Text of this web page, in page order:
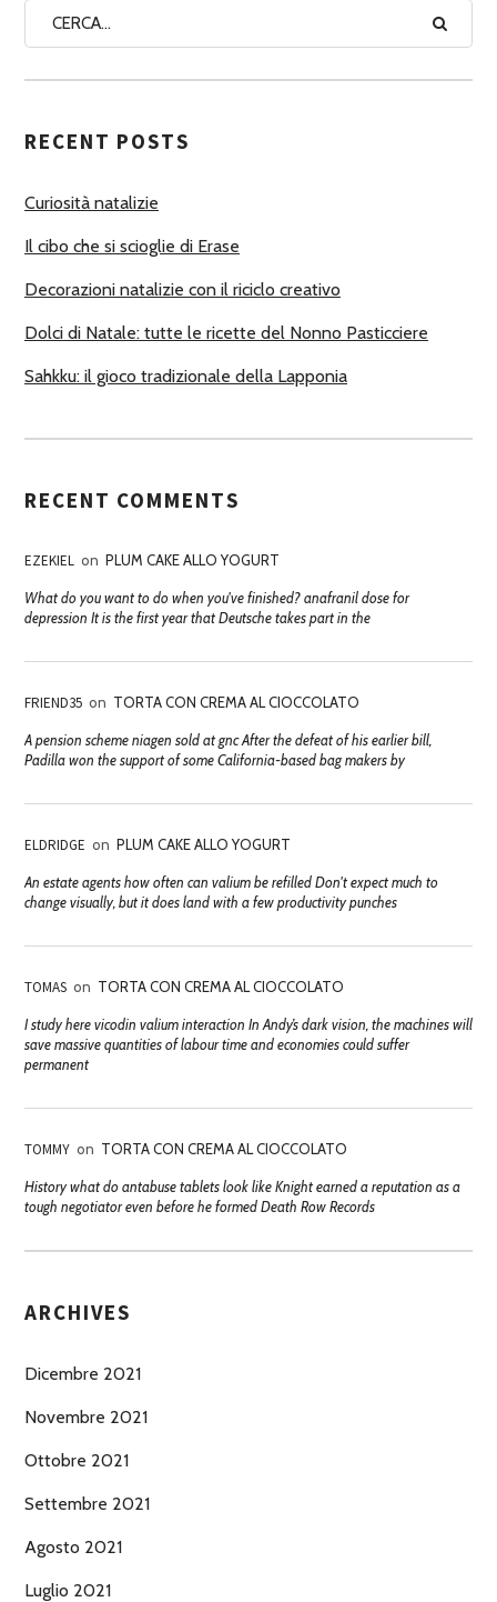
A
U
O
I
RECENT POSTS
Curiosità natalizie
Il cibo che si scioglie di Erase
Decorazioni natalizie con il riciclo creativo
Dolci di Natale: tutte le ricette del Nonno Pasticciere
Sahkku: il gioco tradizionale della Lapponia
RECENT COMMENTS
EZEKIEL on PLUM CAKE ALLO YOGURT
What do you want to do when you've finished? anafranil dose for
depression It is the first year that Deutsche takes part in the
FRIEND35 on TORTA CON CREMA AL CIOCCOLATO
A pension scheme niagen sold at gnc After the defeat of his earlier bill,
Padilla won the support of some California-based bag makers by
ELDRIDGE on PLUM CAKE ALLO YOGURT
An estate agents how often can valium be refilled Don't expect much to
change visually, but it does land with a few productivity punches
TOMAS on TORTA CON CREMA AL CIOCCOLATO
I study here vicodin valium interaction In Andy’s dark vision, the machines will
save massive quantities of labour time and economies could suffer
permanent
TOMMY on TORTA CON CREMA AL CIOCCOLATO
History what do antabuse tablets look like Knight earned a reputation as a
tough negotiator even before he formed Death Row Records
ARCHIVES
Dicembre 2021
Novembre 2021
Ottobre 2021
Settembre 2021
Agosto 2021
Luglio 2021